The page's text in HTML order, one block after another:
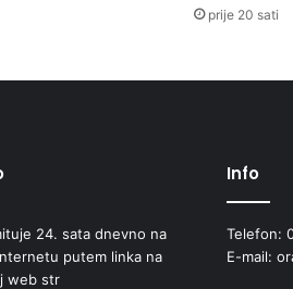
prije 20 sati
24. sata dnevno na
putem linka na
web str
Info
Telefon:
E-mail: